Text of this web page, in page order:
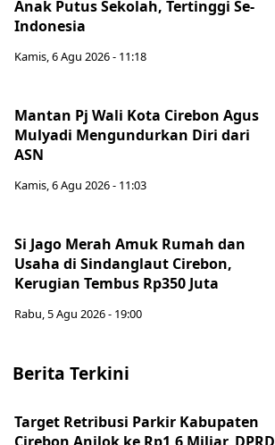
Anak Putus Sekolah, Tertinggi Se-
Indonesia
Kamis, 6 Agu 2026 - 11:18
Mantan Pj Wali Kota Cirebon Agus
Mulyadi Mengundurkan Diri dari
ASN
Kamis, 6 Agu 2026 - 11:03
Si Jago Merah Amuk Rumah dan
Usaha di Sindanglaut Cirebon,
Kerugian Tembus Rp350 Juta
Rabu, 5 Agu 2026 - 19:00
Berita Terkini
Target Retribusi Parkir Kabupaten